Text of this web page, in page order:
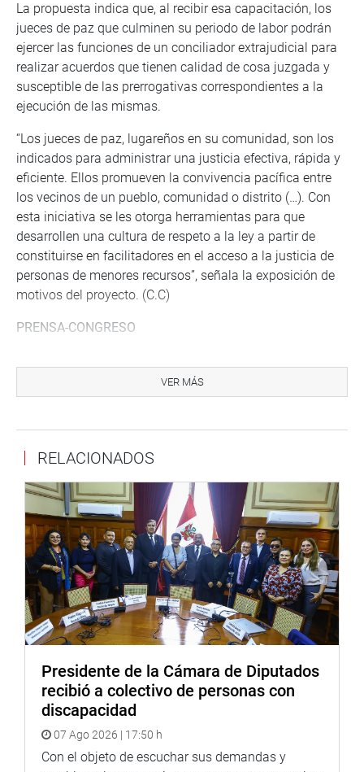
La propuesta indica que, al recibir esa capacitación, los
jueces de paz que culminen su periodo de labor podrán
ejercer las funciones de un conciliador extrajudicial para
realizar acuerdos que tienen calidad de cosa juzgada y
susceptible de las prerrogativas correspondientes a la
ejecución de las mismas.
“Los jueces de paz, lugareños en su comunidad, son los
indicados para administrar una justicia efectiva, rápida y
eficiente. Ellos promueven la convivencia pacífica entre
los vecinos de un pueblo, comunidad o distrito (…). Con
esta iniciativa se les otorga herramientas para que
desarrollen una cultura de respeto a la ley a partir de
constituirse en facilitadores en el acceso a la justicia de
personas de menores recursos”, señala la exposición de
motivos del proyecto. (C.C)
PRENSA-CONGRESO
http://www.congreso.gob.pe/
Facebook:https://www.facebook.com/congresoperu
Twitter:
https://twitter.com/congresoperu
Youtube:
Soundcloud:https://soundcloud.com/radiocongreso
VER MÁS
RELACIONADOS
Presidente de la Cámara de Diputados
recibió a colectivo de personas con
discapacidad
07 Ago 2026 | 17:50 h
Con el objeto de escuchar sus demandas y